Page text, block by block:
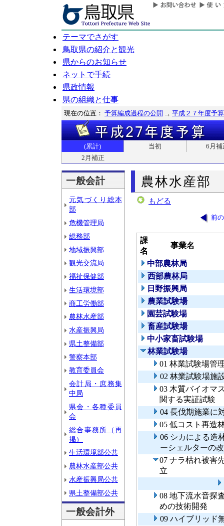
テーマでさがす
鳥取県の紹介と観光
県からのお知らせ
ネットで手続
県政情報
県の組織と仕事
現在の位置： 予算編成過程の公開 平成２７年度予算
(累計) 当初
6月補
2月補正
一般会計
元気づくり総本
部
危機管理局
総務部
地域振興部
観光交流局
福祉保健部
生活環境部
商工労働部
農林水産部
水産振興局
県土整備部
警察本部
教育委員会
会計局・庶務集
中局
県会・各種委員
会
総合事務所（再
掲）
生活環境部公共
農林水産部公共
水産振興局公共
県土整備部公共
一般会計外
農林水産部
もどる
前
課
名
事業名
中部農林局
西部農林局
日野振興局
農業試験場
園芸試験場
畜産試験場
中小家畜試験場
林業試験場
01 林業試験場管
02 林業試験場施
03 木質バイオマ
関する実証試験
04 長伐期施業に
05 低コスト再造
06 シカによる造
ーシェルターの
07 ナラ枯れ被害
立
08 地下流水音探
めの技術開発
09 ハイブリッド